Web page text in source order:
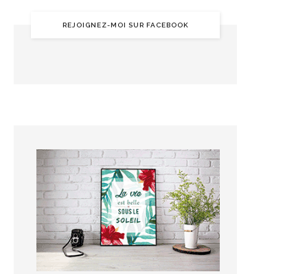
REJOIGNEZ-MOI SUR FACEBOOK